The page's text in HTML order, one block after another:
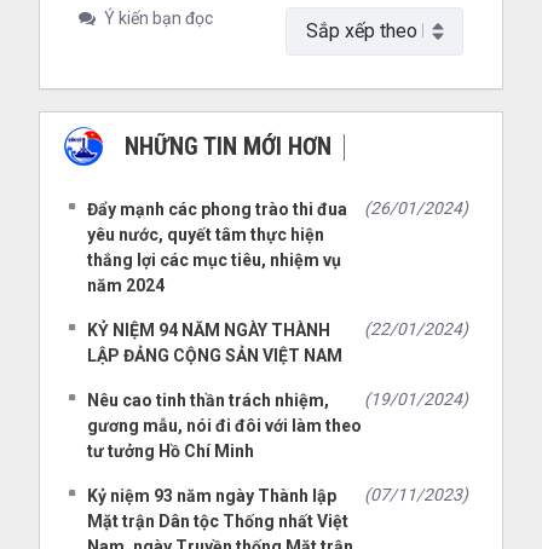
Ý kiến bạn đọc
NHỮNG TIN MỚI HƠN
Đẩy mạnh các phong trào thi đua
yêu nước, quyết tâm thực hiện
thắng lợi các mục tiêu, nhiệm vụ
năm 2024
(26/01/2024)
KỶ NIỆM 94 NĂM NGÀY THÀNH
LẬP ĐẢNG CỘNG SẢN VIỆT NAM
(22/01/2024)
Nêu cao tinh thần trách nhiệm,
gương mẫu, nói đi đôi với làm theo
tư tưởng Hồ Chí Minh
(19/01/2024)
Kỷ niệm 93 năm ngày Thành lập
Mặt trận Dân tộc Thống nhất Việt
(07/11/2023)